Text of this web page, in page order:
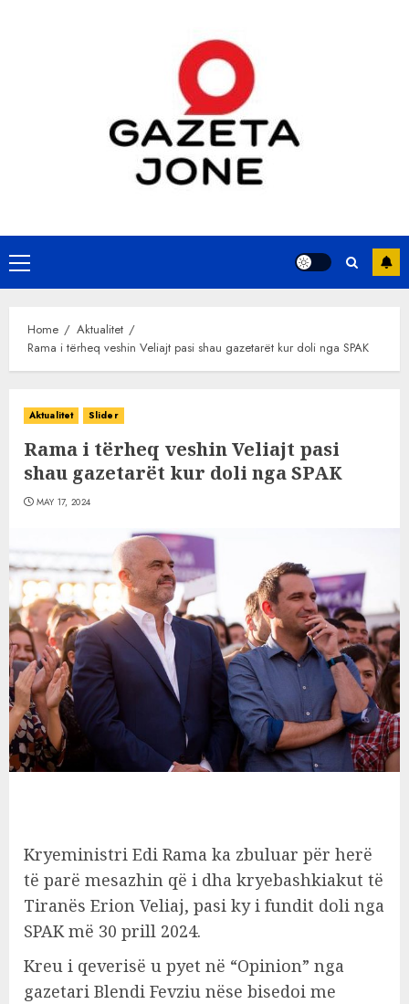
Primary
Menu
Home
Aktualitet
Rama i tërheq veshin Veliajt pasi shau gazetarët kur doli nga SPAK
Aktualitet Slider
Rama i tërheq veshin Veliajt pasi
shau gazetarët kur doli nga SPAK
MAY 17, 2024
Kryeministri Edi Rama ka zbuluar për herë
të parë mesazhin që i dha kryebashkiakut të
Tiranës Erion Veliaj, pasi ky i fundit doli nga
SPAK më 30 prill 2024.
Kreu i qeverisë u pyet në “Opinion” nga
gazetari Blendi Fevziu nëse bisedoi me